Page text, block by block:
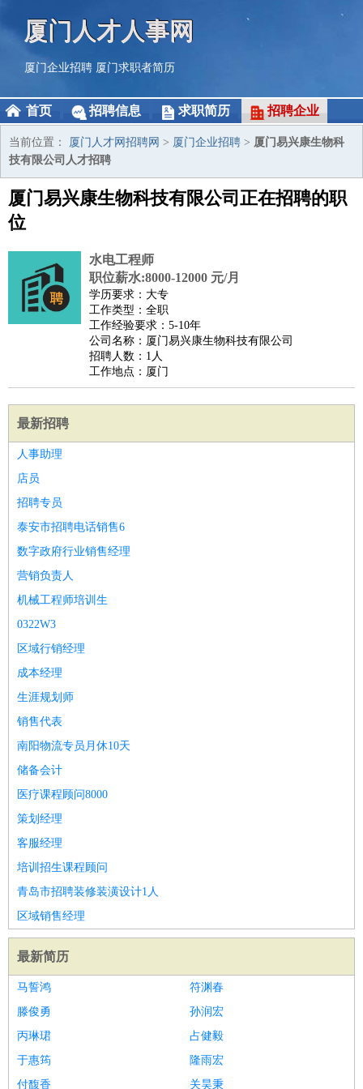
厦门人才人事网
厦门企业招聘 厦门求职者简历
首页 招聘信息 求职简历 招聘企业
当前位置： 厦门人才网招聘网 > 厦门企业招聘 > 厦门易兴康生物科
技有限公司人才招聘
厦门易兴康生物科技有限公司正在招聘的职
位
水电工程师
职位薪水:8000-12000 元/月
学历要求：大专
工作类型：全职
工作经验要求：5-10年
公司名称：厦门易兴康生物科技有限公司
招聘人数：1人
工作地点：厦门
最新招聘
人事助理
店员
招聘专员
泰安市招聘电话销售6
数字政府行业销售经理
营销负责人
机械工程师培训生
0322W3
区域行销经理
成本经理
生涯规划师
销售代表
南阳物流专员月休10天
储备会计
医疗课程顾问8000
策划经理
客服经理
培训招生课程顾问
青岛市招聘装修装潢设计1人
区域销售经理
最新简历
马誓鸿
符渊春
滕俊勇
孙润宏
丙琳珺
占健毅
于惠筠
隆雨宏
付馥香
关昊秉